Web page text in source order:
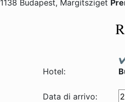
1138 Budapest, Margitsziget
Hotel:
Data di arrivo: